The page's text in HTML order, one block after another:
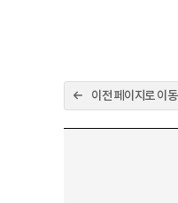
이전 페이지로 이동